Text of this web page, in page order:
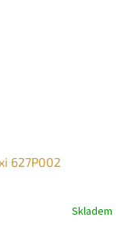
627P002
Skladem